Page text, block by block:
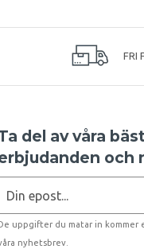
FRI
del av våra
och
De uppgifter du matar in kommer
nyhetsbrev.